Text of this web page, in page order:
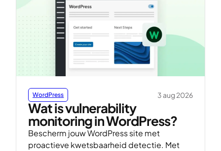
WordPress 3 aug 2026
Wat is vulnerability
monitoring in WordPress?
Bescherm jouw WordPress site met
proactieve kwetsbaarheid detectie. Met